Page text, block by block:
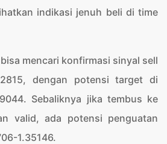
indikasi jenuh beli di time
mencari konfirmasi sinyal sell
dengan potensi target di
Sebaliknya jika tembus ke
valid, ada potensi penguatan
1.35146.